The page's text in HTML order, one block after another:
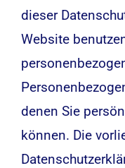
dieser
Website
denen Sie
können. Die